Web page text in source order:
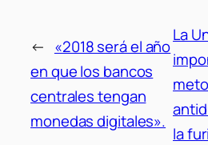
← «2018 será el año
en que los bancos
centrales tengan
monedas digitales».
La
la